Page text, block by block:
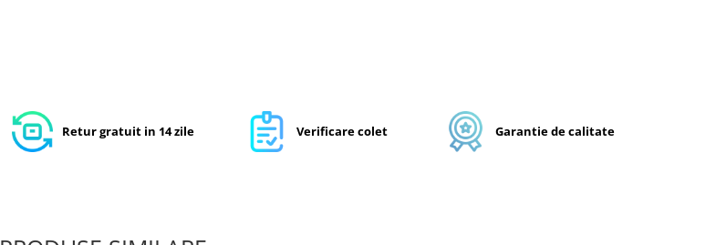
Retur gratuit in 14 zile Verificare colet Garantie de calitate